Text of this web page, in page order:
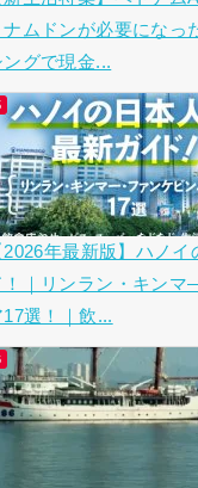
ナムドンが必要になっ
ングで現金...
2026年最新版】ハノイ
！｜リンラン・キンマ
17選！｜飲...